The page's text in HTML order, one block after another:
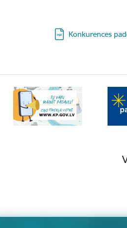
Lejupielādēt:
Konkurences